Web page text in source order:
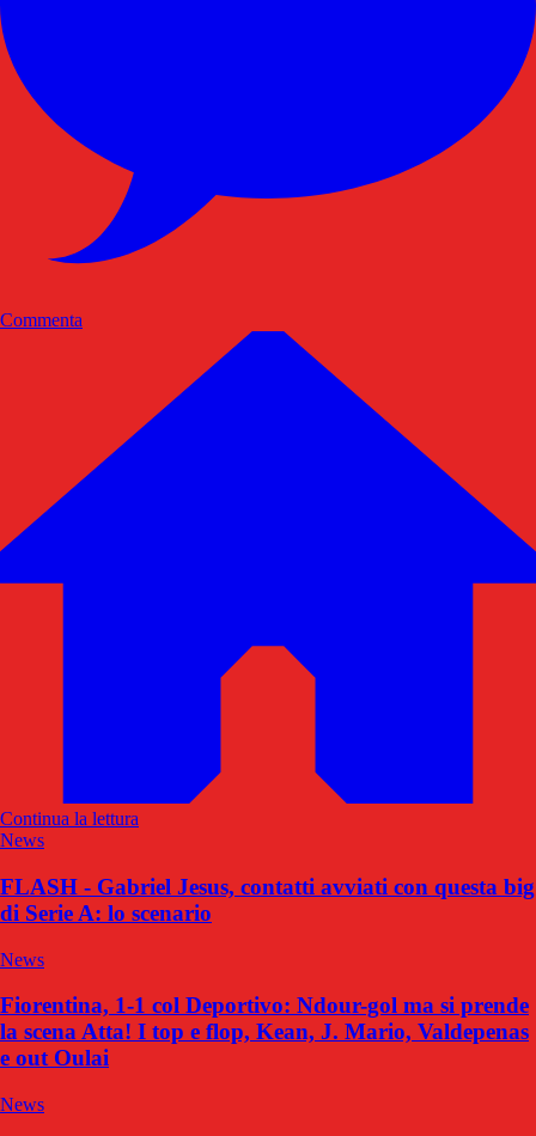
Commenta
Continua la lettura
News
FLASH - Gabriel Jesus, contatti avviati con questa big
di Serie A: lo scenario
News
Fiorentina, 1-1 col Deportivo: Ndour-gol ma si prende
la scena Atta! I top e flop, Kean, J. Mario, Valdepenas
e out Oulai
News